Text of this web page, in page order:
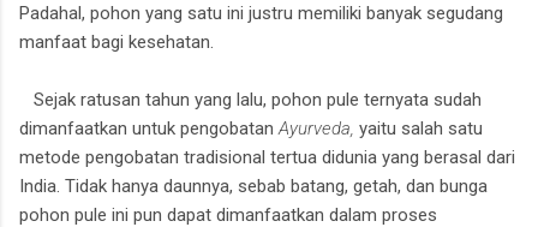
Padahal, pohon yang satu ini justru memiliki banyak segudang
manfaat bagi kesehatan.
Sejak ratusan tahun yang lalu, pohon pule ternyata sudah
dimanfaatkan untuk pengobatanAyurveda, yaitu salah satu
metode pengobatan tradisional tertua didunia yang berasal dari
India. Tidak hanya daunnya, sebab batang, getah, dan bunga
pohon pule ini pun dapat dimanfaatkan dalam proses